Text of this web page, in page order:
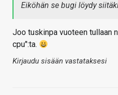
Eiköhän se bugi löydy
Joo tuskinpa vuoteen tullaan
cpu":ta.
Kirjaudu sisään vastataksesi